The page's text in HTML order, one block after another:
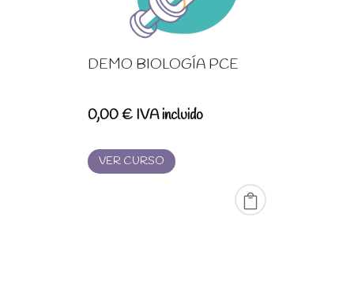
DEMO BIOLOGÍA PCE
0,00€ IVA incluido
VER CURSO